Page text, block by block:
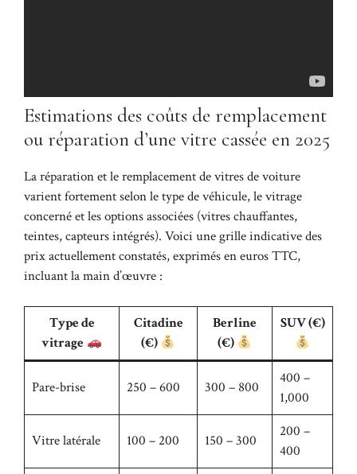
Estimations des coûts de remplacement
ou réparation d’une vitre cassée en 2025
La réparation et le remplacement de vitres de voiture
varient fortement selon le type de véhicule, le vitrage
concerné et les options associées (vitres chauffantes,
teintes, capteurs intégrés). Voici une grille indicative des
prix actuellement constatés, exprimés en euros TTC,
incluant la main d’œuvre :
Type de
vitrage
Citadine
(€)
Berline
(€)
SUV (€)
Pare-brise 250 – 600 300 – 800
400 –
1,000
Vitre latérale 100 – 200 150 – 300
200 –
400